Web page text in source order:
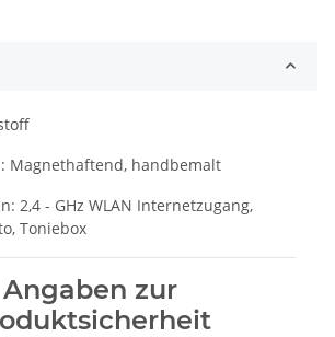
Magnethaftend, handbemalt
2,4 - GHz WLAN Internetzugang,
Toniebox
Angaben zur